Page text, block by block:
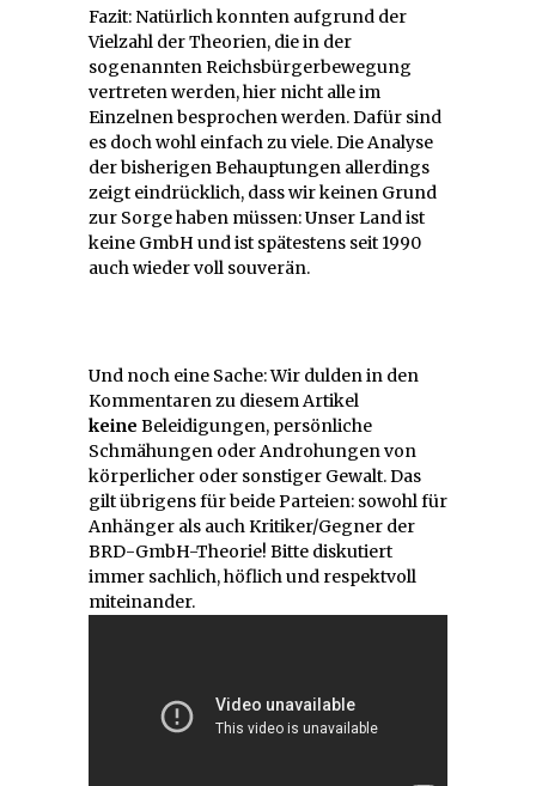
Fazit: Natürlich konnten aufgrund der
Vielzahl der Theorien, die in der
sogenannten Reichsbürgerbewegung
vertreten werden, hier nicht alle im
Einzelnen besprochen werden. Dafür sind
es doch wohl einfach zu viele. Die Analyse
der bisherigen Behauptungen allerdings
zeigt eindrücklich, dass wir keinen Grund
zur Sorge haben müssen: Unser Land ist
keine GmbH und ist spätestens seit 1990
auch wieder voll souverän.
Und noch eine Sache: Wir dulden in den
Kommentaren zu diesem Artikel
keine Beleidigungen, persönliche
Schmähungen oder Androhungen von
körperlicher oder sonstiger Gewalt. Das
gilt übrigens für beide Parteien: sowohl für
Anhänger als auch Kritiker/Gegner der
BRD-GmbH-Theorie! Bitte diskutiert
immer sachlich, höflich und respektvoll
miteinander.